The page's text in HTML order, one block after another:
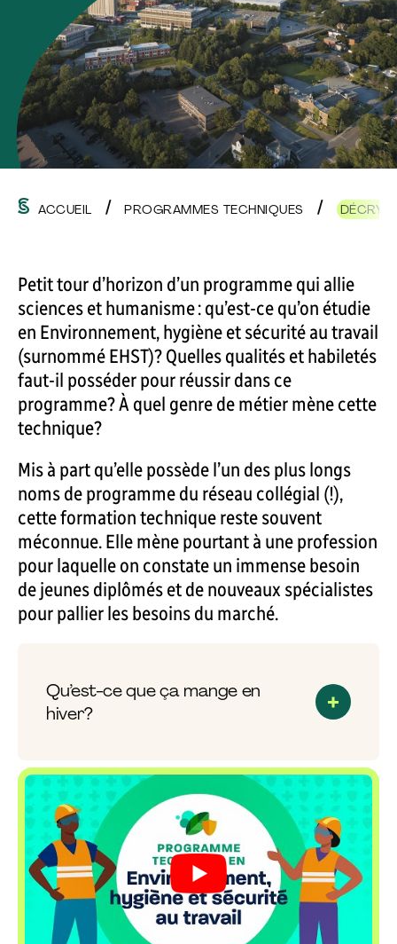
ACCUEIL PROGRAMMES TECHNIQUES
Petit tour d’horizon d’un programme qui allie
sciences et humanisme : qu’est-ce qu’on étudie
en Environnement, hygiène et sécurité au travail
(surnommé EHST)? Quelles qualités et habiletés
faut-il posséder pour réussir dans ce
programme? À quel genre de métier mène cette
technique?
Mis à part qu’elle possède l’un des plus longs
noms de programme du réseau collégial (!),
cette formation technique reste souvent
méconnue. Elle mène pourtant à une profession
pour laquelle on constate un immense besoin
de jeunes diplômés et de nouveaux spécialistes
pour pallier les besoins du marché.
Qu’est-ce que ça mange en
hiver?